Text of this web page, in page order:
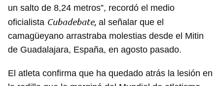
un salto de 8,24 metros”, recordó el medio
oficialista Cubadebate, al señalar que el
camagüeyano arrastraba molestias desde el Mitin
de Guadalajara, España, en agosto pasado.
El atleta confirma que ha quedado atrás la lesión en